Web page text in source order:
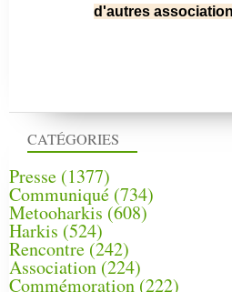
CATÉGORIES
Presse (1377)
Communiqué (734)
Metooharkis (608)
Harkis (524)
Rencontre (242)
Association (224)
Commémoration(222)
d'autres